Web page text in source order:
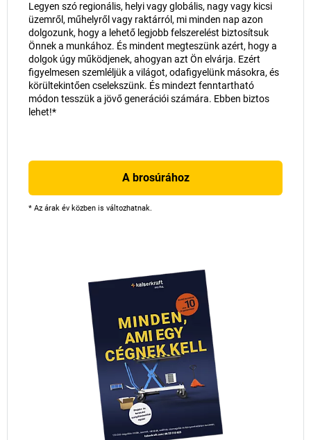
Legyen szó regionális, helyi vagy globális, nagy vagy kicsi
üzemről, műhelyről vagy raktárról, mi minden nap azon
dolgozunk, hogy a lehető legjobb felszerelést biztosítsuk
Önnek a munkához. És mindent megteszünk azért, hogy a
dolgok úgy működjenek, ahogyan azt Ön elvárja. Ezért
figyelmesen szemléljük a világot, odafigyelünk másokra, és
körültekintően cselekszünk. És mindezt fenntartható
módon tesszük a jövő generációi számára. Ebben biztos
lehet!*
A brosúrához
* Az árak év közben is változhatnak.